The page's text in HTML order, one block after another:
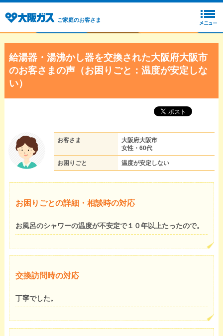
ご家庭のお客さま
給湯器・湯沸かし器を交換された大阪府大阪市
のお客さまの声（お困りごと：温度が安定しな
い）
お客さま
大阪府大阪市
女性・60代
お困りごと 温度が安定しない
お困りごとの詳細・相談時の対応
お風呂のシャワーの温度が不安定で１０年以上たったので。
交換訪問時の対応
丁寧でした。